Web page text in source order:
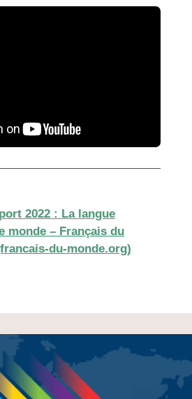
2022 : La langue
monde – Français du
du-monde.org)